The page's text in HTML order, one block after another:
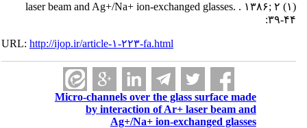
laser beam and Ag+/Na+ ion-exchanged glasses. . ۱۳۸۶; ۲ (۱)
:۳۹-۴۴
URL:http://ijop.ir/article-۱-۲۲۳-fa.html
Micro-channels over the glass surface made
by interaction of Ar+ laser beam and
Ag+/Na+ ion-exchanged glasses